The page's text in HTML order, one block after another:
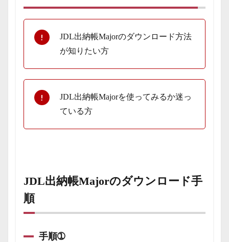
JDL出納帳Majorのダウンロード方法
が知りたい方
JDL出納帳Majorを使ってみるか迷っ
ている方
JDL出納帳Majorのダウンロード手
順
手順➀